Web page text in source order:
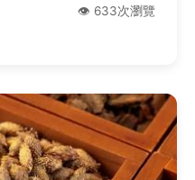
👁️ 633次瀏覽